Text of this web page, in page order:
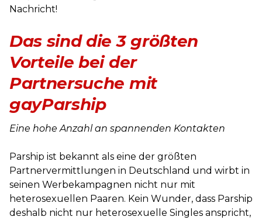
Nachricht!
Das sind die 3 größten
Vorteile bei der
Partnersuche mit
gayParship
Eine hohe Anzahl an spannenden Kontakten
Parship ist bekannt als eine der größten
Partnervermittlungen in Deutschland und wirbt in
seinen Werbekampagnen nicht nur mit
heterosexuellen Paaren. Kein Wunder, dass Parship
deshalb nicht nur heterosexuelle Singles anspricht,